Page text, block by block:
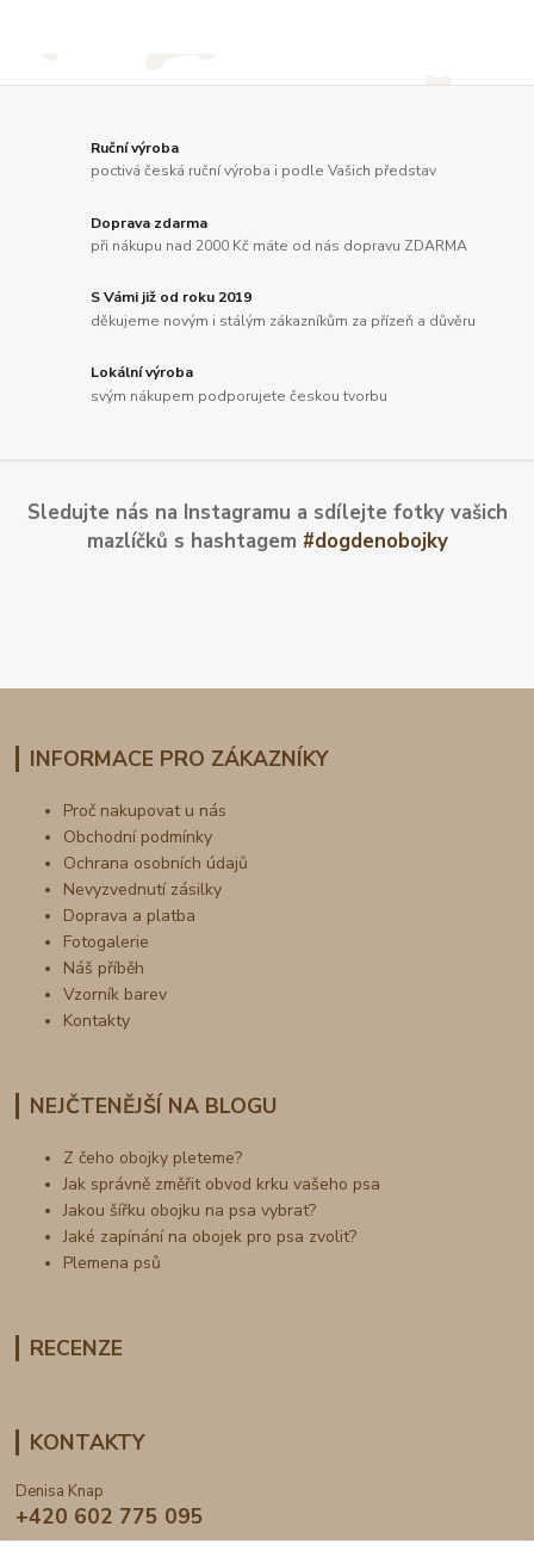
Ruční výroba
poctivá česká ruční výroba i podle Vašich představ
Doprava zdarma
při nákupu nad 2000 Kč máte od nás dopravu ZDARMA
S Vámi již od roku 2019
děkujeme novým i stálým zákazníkům za přízeň a důvěru
Lokální výroba
svým nákupem podporujete českou tvorbu
Sledujte nás na Instagramu a sdílejte fotky vašich
mazlíčků s hashtagem #dogdenobojky
INFORMACE PRO ZÁKAZNÍKY
Proč nakupovat u nás
Obchodní podmínky
Ochrana osobních údajů
Nevyzvednutí zásilky
Doprava a platba
Fotogalerie
Náš příběh
Vzorník barev
Kontakty
NEJČTENĚJŠÍ NA BLOGU
Z čeho obojky pleteme?
Jak správně změřit obvod krku vašeho psa
Jakou šířku obojku na psa vybrat?
Jaké zapínání na obojek pro psa zvolit?
Plemena psů
RECENZE
KONTAKTY
Denisa Knap
+420 602 775 095